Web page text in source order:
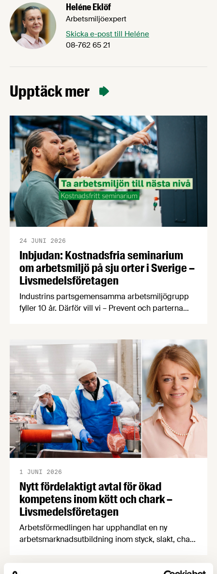
Heléne Eklöf
Arbetsmiljöexpert
Skicka e-post till Heléne
08-762 65 21
Upptäck mer
Inbjudan: Kostnadsfria seminarium
om arbetsmiljö på sju orter i Sverige –
Livsmedelsföretagen
24 JUNI 2026
Industrins partsgemensamma arbetsmiljögrupp
fyller 10 år. Därför vill vi – Prevent och parterna
halvdagsseminarium om arbetsmiljö.
Seminarierna äger rum i höst på sju olika orter.
Under seminariet kommer du att få med dig ett
antal nyttiga verktyg genom att vi varvar
föreläsningspass med …
Nytt fördelaktigt avtal för ökad
kompetens inom kött och chark –
Livsmedelsföretagen
1 JUNI 2026
Arbetsförmedlingen har upphandlat en ny
arbetsmarknadsutbildning inom styck, slakt, chark
med de kraftigt förbättrade villkoren från och med